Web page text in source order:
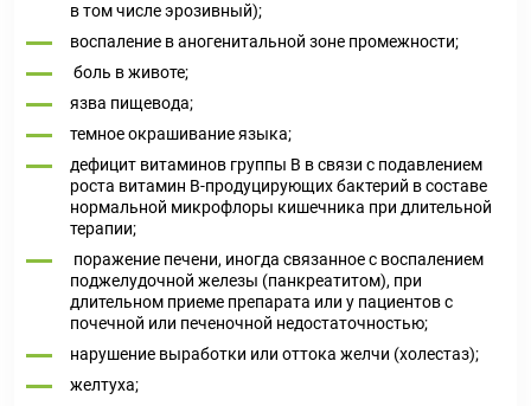
в том числе эрозивный);
воспаление в аногенитальной зоне промежности;
боль в животе;
язва пищевода;
темное окрашивание языка;
дефицит витаминов группы В в связи с подавлением
роста витамин В-продуцирующих бактерий в составе
нормальной микрофлоры кишечника при длительной
терапии;
поражение печени, иногда связанное с воспалением
поджелудочной железы (панкреатитом), при
длительном приеме препарата или у пациентов с
почечной или печеночной недостаточностью;
нарушение выработки или оттока желчи (холестаз);
желтуха;